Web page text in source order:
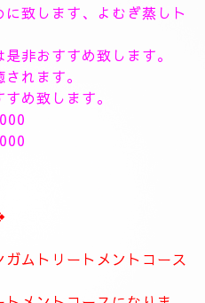
高いトリートメントコー
ジュトリートメントコー
ジュトリートメント致し
トリートメント足ツボ疲
致します、よむぎ蒸しト
非おすすめ致します。